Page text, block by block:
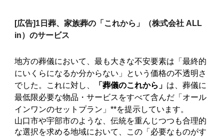
[広告]1日葬、家族葬の「これから」（株式会社 ALL
in）のサービス
地方の葬儀において、最も大きな不安要素は「最終的
にいくらになるか分からない」という価格の不透明さ
でした。これに対し、
「葬儀のこれから」 は、葬儀に
最低限必要な物品・サービスをすべて含んだ「オール
インワンのセットプラン」**を提示しています。
山口市や宇部市のような、伝統を重んじつつも合理的
な選択を求める地域において、この「必要なものがす